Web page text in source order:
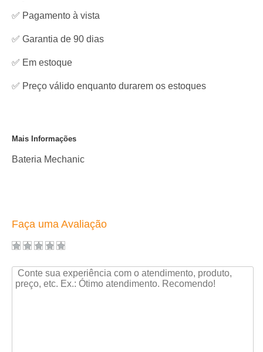
✅ Pagamento à vista
✅ Garantia de 90 dias
✅ Em estoque
✅ Preço válido enquanto durarem os estoques
Mais Informações
Bateria Mechanic
Faça uma Avaliação